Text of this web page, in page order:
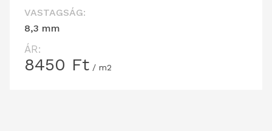
VASTAGSÁG:
8,3 mm
ÁR:
8450 Ft / m2